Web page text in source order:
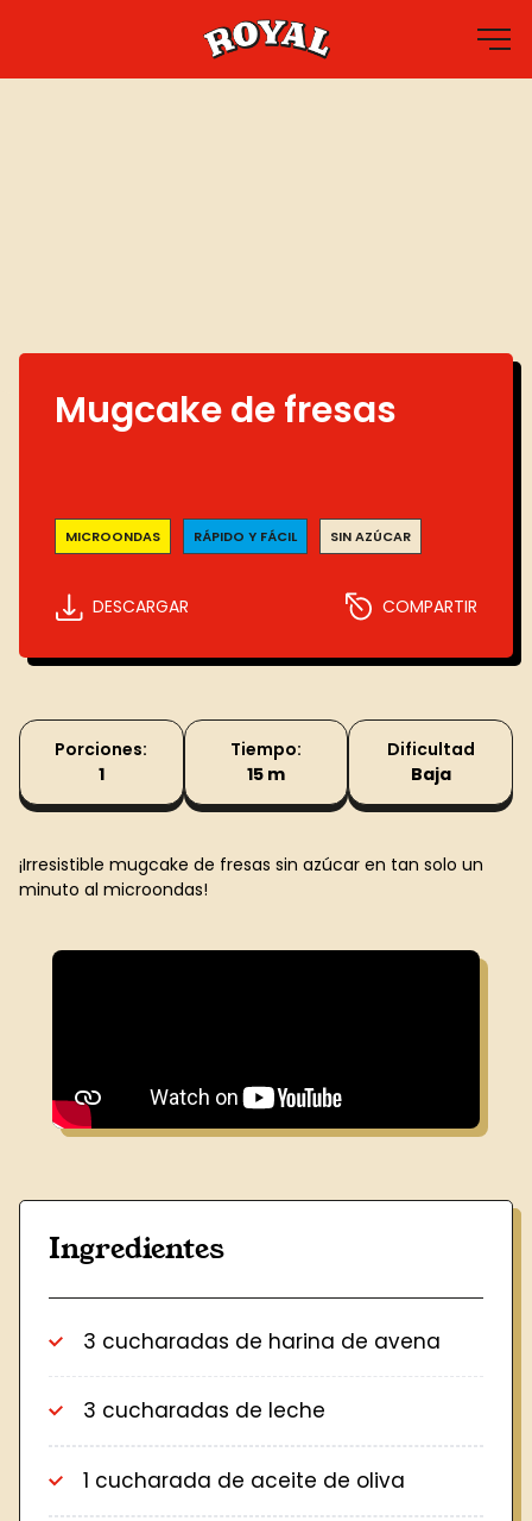
Mugcake de fresas
MICROONDAS RÁPIDO Y FÁCIL SIN AZÚCAR
DESCARGAR COMPARTIR
Porciones:
1
Tiempo:
15 m
Dificultad
Baja
¡Irresistible mugcake de fresas sin azúcar en tan solo un
minuto al microondas!
Ingredientes
3 cucharadas de harina de avena
3 cucharadas de leche
1 cucharada de aceite de oliva